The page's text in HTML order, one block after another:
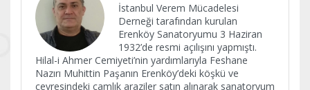
İstanbul Verem Mücadelesi
Derneği tarafından kurulan
Erenköy Sanatoryumu 3 Haziran
1932’de resmi açılışını yapmıştı.
Hilal-i Ahmer Cemiyeti’nin yardımlarıyla Feshane
Nazırı Muhittin Paşanın Erenköy’deki köşkü ve
çevresindeki çamlık araziler satın alınarak sanatoryum